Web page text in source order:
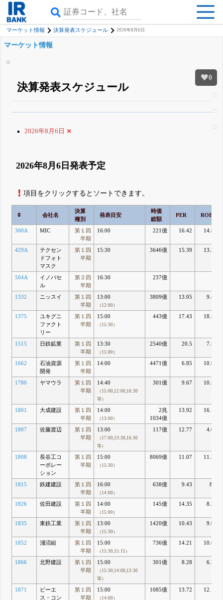
マーケット情報 決算発表スケジュール 2026年8月6日
0
マーケット情報
決算発表スケジュール
くできる
無料でβ版をはじめる
2026年8月6日
2026年8月6日発表予定
項目をクリックするとソートできます。
会社名
決算
種別
発表目安
時価
総額
PER ROE
300A MIC
第１四
半期
16:00 221億 16.42 14.85
429A
テクセン
ドフォト
マスク
第１四
半期
15:30 3646億 15.39 13.35
504A
イノバセ
ル
第２四
半期
16:30 237億
1332 ニッスイ
第１四
半期
13:00
（12:00）
3809億 13.05 9.49
1375
ユキグニ
ファクト
リー
第１四
半期
15:00
（15:30）
443億 17.43 18.52
1515 日鉄鉱業
第１四
半期
13:30
（15:00）
2540億 20.5 7.59
1662
石油資源
開発
第１四
半期
14:00 4471億 6.85 10.99
1780 ヤマウラ
第１四
半期
14:40
（15:00,12:00,16:30
等）
301億 9.67 10.52
1801 大成建設
第１四
半期
14:00
（13:00）
2兆
1034億
13.92 16.18
1807 佐藤渡辺
第１四
半期
13:00
（17:00,13:30,16:30
等）
117億 12.77 4.08
1808
長谷工コ
ーポレー
ション
第１四
半期
15:00
（15:30）
8069億 11.07 11.58
1815 鉄建建設
第１四
半期
16:00
（14:00）
638億 9.43 8.3
1826 佐田建設
第１四
半期
14:00
（15:00）
145億 14.35 8.37
1835 東鉄工業
第１四
半期
13:00
（15:30）
1420億 10.43 9.93
1852 淺沼組
第１四
半期
15:00
（15:30,15:15）
736億 14.21 10.68
1866 北野建設
第１四
半期
15:00
（15:30,14:00,13:30
等）
301億 8.28 6.59
1871
ピーエ
ス・コン
第１四
半期
15:00
（14:00）
1085億 13.72 12.13